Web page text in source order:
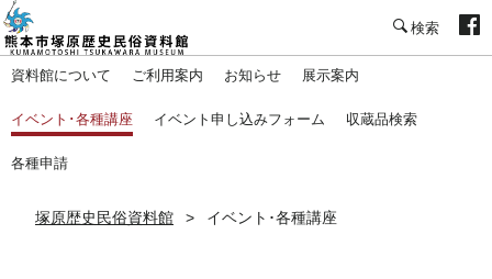
資料館について ご利用案内 お知らせ 展示案内
イベント･各種講座 イベント申し込みフォーム 収蔵品検索
各種申請
塚原歴史民俗資料館 イベント･各種講座